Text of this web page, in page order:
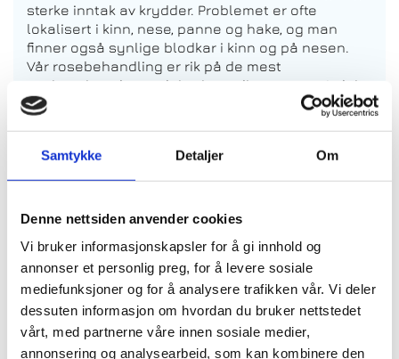
Samtykke Detaljer Om
Denne nettsiden anvender cookies
Vi bruker informasjonskapsler for å gi innhold og
annonser et personlig preg, for å levere sosiale
mediefunksjoner og for å analysere trafikken vår. Vi deler
dessuten informasjon om hvordan du bruker nettstedet
vårt, med partnerne våre innen sosiale medier,
annonsering og analysearbeid, som kan kombinere den
sterke inntak av krydder. Problemet er ofte
lokalisert i kinn, nese, panne og hake, og man
finner også synlige blodkar i kinn og på nesen.
Vår rosebehandling er rik på de mest
gevinstgivende og aktive ingredienser som Lakris,
grønn te og alger. En fantastisk behandling
spesiallaget for rocacea, men anbefales også for
sensitiv hud.
Frisk Sunn Levende - Plantomer Lift-Off Mask
Plantomer er en unik maske som inneholder
Algen Laminira Digitata, som er rik på mineraler,
kalium, magnesium, kalsium, zink og